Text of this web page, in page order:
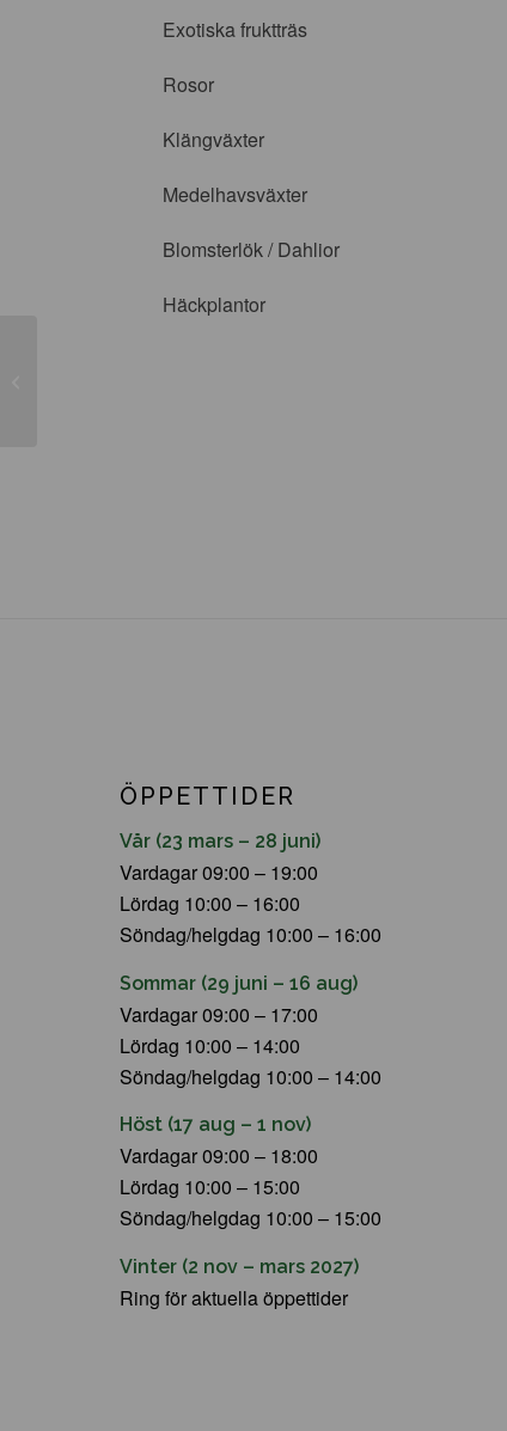
Exotiska fruktträs
Rosor
Klängväxter
Medelhavsväxter
Blomsterlök / Dahlior
Häckplantor
ÖPPETTIDER
Vår (23 mars – 28 juni)
Vardagar 09:00 – 19:00
Lördag 10:00 – 16:00
Söndag/helgdag 10:00 – 16:00
Sommar (29 juni – 16 aug)
Vardagar 09:00 – 17:00
Lördag 10:00 – 14:00
Söndag/helgdag 10:00 – 14:00
Höst (17 aug – 1 nov)
Vardagar 09:00 – 18:00
Lördag 10:00 – 15:00
Söndag/helgdag 10:00 – 15:00
Vinter (2 nov – mars 2027)
Ring för aktuella öppettider